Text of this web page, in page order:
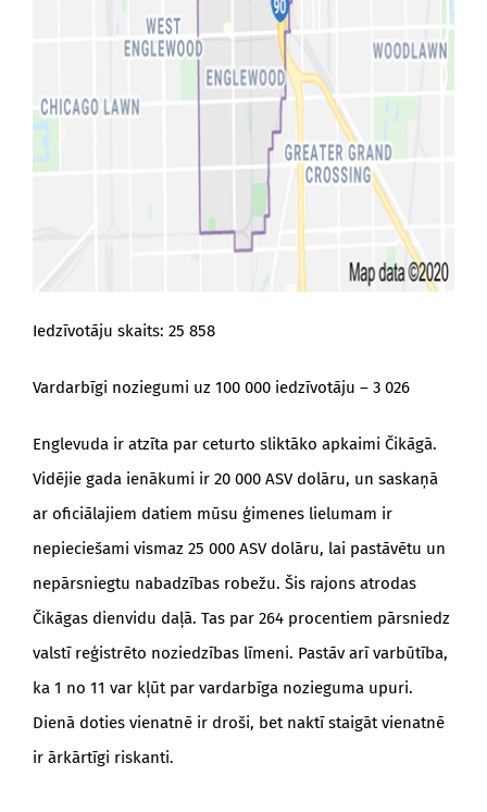
Iedzīvotāju skaits: 25 858
Vardarbīgi noziegumi uz 100 000 iedzīvotāju – 3 026
Englevuda ir atzīta par ceturto sliktāko apkaimi Čikāgā.
Vidējie gada ienākumi ir 20 000 ASV dolāru, un saskaņā
ar oficiālajiem datiem mūsu ģimenes lielumam ir
nepieciešami vismaz 25 000 ASV dolāru, lai pastāvētu un
nepārsniegtu nabadzības robežu. Šis rajons atrodas
Čikāgas dienvidu daļā. Tas par 264 procentiem pārsniedz
valstī reģistrēto noziedzības līmeni. Pastāv arī varbūtība,
ka 1 no 11 var kļūt par vardarbīga nozieguma upuri.
Dienā doties vienatnē ir droši, bet naktī staigāt vienatnē
ir ārkārtīgi riskanti.